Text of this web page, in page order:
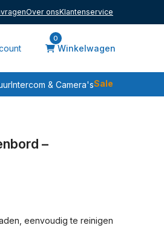
Over onsKlantenservice
0
Winkelwagen
Intercom & Camera'sSale
–
eenvoudig te reinigen